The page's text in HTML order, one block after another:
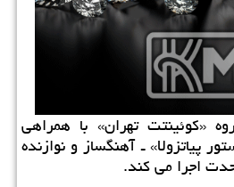
«كوئینتت تهران» با همراهی
پیاتزولا» ـ آهنگساز و نوازنده
اجرا می كند.